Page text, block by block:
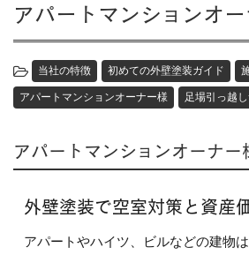
アパートマンションオ
当社の特徴 初めての外壁塗装ガイド
アパートマンションオーナー様 足場引っ越
アパートマンションオーナー
外壁塗装で空室対策と資産
アパートやハイツ、ビルなどの建物